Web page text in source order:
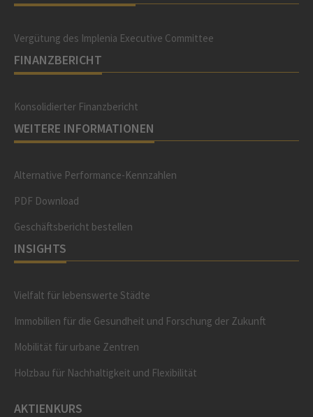
Vergütung des Implenia Executive Committee
FINANZBERICHT
Konsolidierter Finanzbericht
WEITERE INFORMATIONEN
Alternative Performance-Kennzahlen
PDF Download
Geschäftsbericht bestellen
INSIGHTS
Vielfalt für lebenswerte Städte
Immobilien für die Gesundheit und Forschung der Zukunft
Mobilität für urbane Zentren
Holzbau für Nachhaltigkeit und Flexibilität
AKTIENKURS